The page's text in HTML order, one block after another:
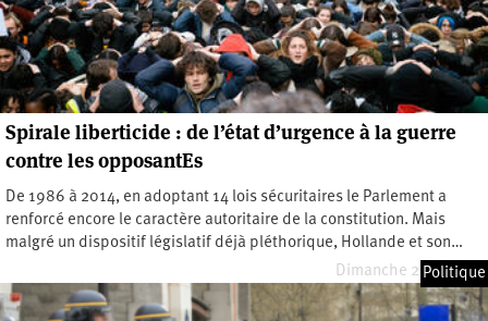
Spirale liberticide : de l’état d’urgence à la guerre
contre les opposantEs
De 1986 à 2014, en adoptant 14 lois sécuritaires le Parlement a
renforcé encore le caractère autoritaire de la constitution. Mais
malgré un dispositif législatif déjà pléthorique, Hollande et son…
Dimanche 2 juin 2019
Politique